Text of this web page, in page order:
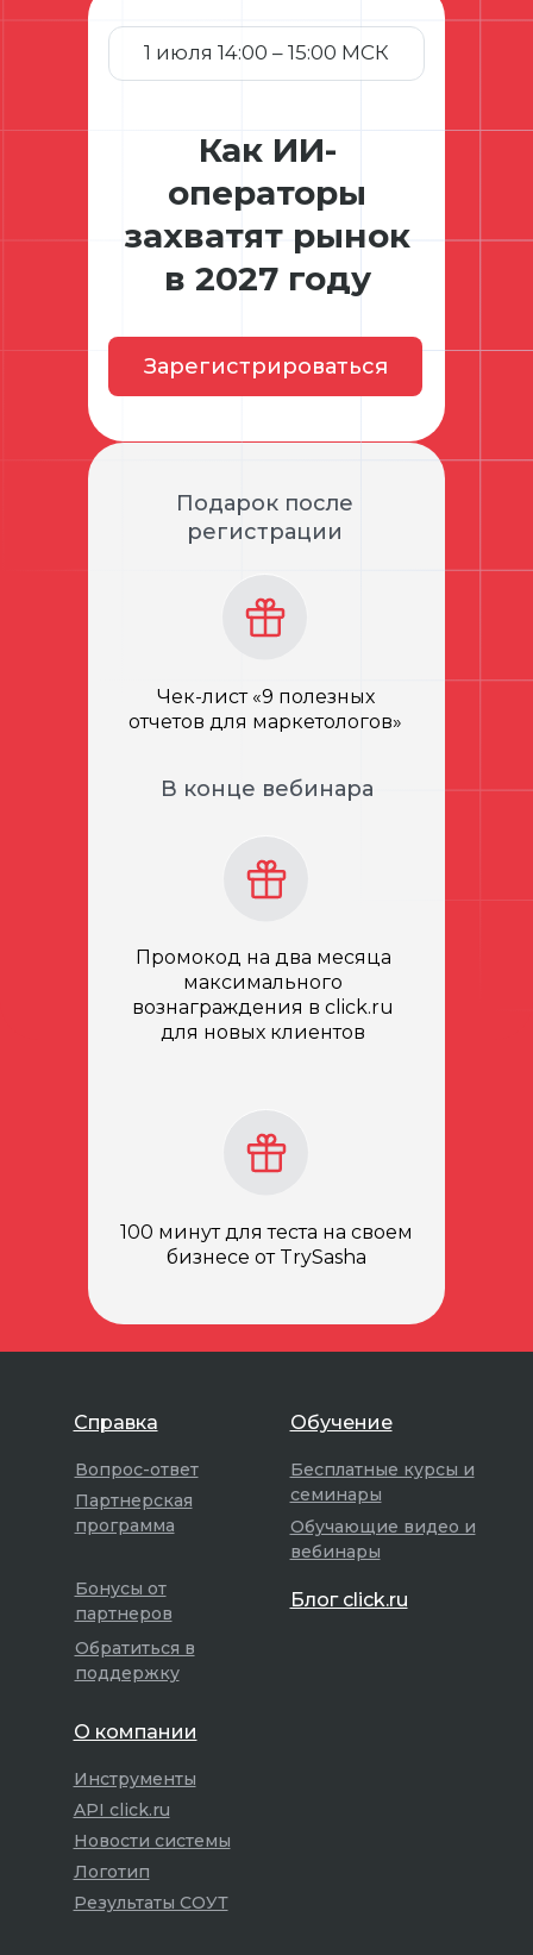
1 июля 14:00 – 15:00 МСК
Как ИИ-
операторы
захватят рынок
в 2027 году
Зарегистрироваться
В конце вебинара
100 минут для теста на своем
бизнесе от TrySasha
Промокод на два месяца
максимального
вознаграждения в click.ru
для новых клиентов
Чек-лист «9 полезных
отчетов для маркетологов»
Подарок после
регистрации
Справка
Вопрос-ответ
Бонусы от
партнеров
Обратиться в
поддержку
Партнерская
программа
Обучение
Бесплатные курсы и
семинары
Обучающие видео и
вебинары
Блог click.ru
О компании
Инструменты
API click.ru
Логотип
Новости системы
Результаты СОУТ